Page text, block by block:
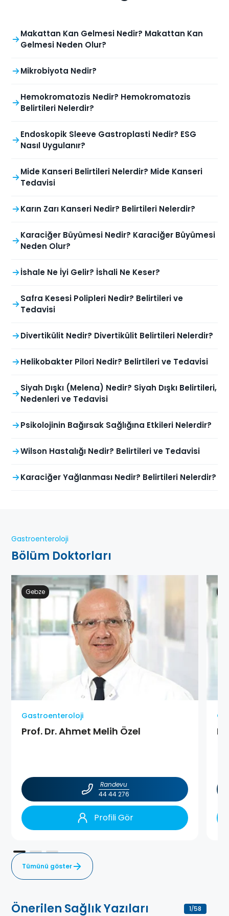
Makattan Kan Gelmesi Nedir? Makattan Kan
Gelmesi Neden Olur?
Mikrobiyota Nedir?
Hemokromatozis Nedir? Hemokromatozis
Belirtileri Nelerdir?
Endoskopik Sleeve Gastroplasti Nedir? ESG
Nasıl Uygulanır?
Mide Kanseri Belirtileri Nelerdir? Mide Kanseri
Tedavisi
Karın Zarı Kanseri Nedir? Belirtileri Nelerdir?
Karaciğer Büyümesi Nedir? Karaciğer Büyümesi
Neden Olur?
İshale Ne İyi Gelir? İshali Ne Keser?
Safra Kesesi Polipleri Nedir? Belirtileri ve
Tedavisi
Divertikülit Nedir? Divertikülit Belirtileri Nelerdir?
Helikobakter Pilori Nedir? Belirtileri ve Tedavisi
Siyah Dışkı (Melena) Nedir? Siyah Dışkı Belirtileri,
Nedenleri ve Tedavisi
Psikolojinin Bağırsak Sağlığına Etkileri Nelerdir?
Wilson Hastalığı Nedir? Belirtileri ve Tedavisi
Karaciğer Yağlanması Nedir? Belirtileri Nelerdir?
Gastroenteroloji
Bölüm Doktorları
Gebze
Gastroenteroloji
Prof. Dr. Ahmet Melih Özel
Randevu
44 44 276
Profili Gör
Tümünü göster
Önerilen Sağlık Yazıları 1/58